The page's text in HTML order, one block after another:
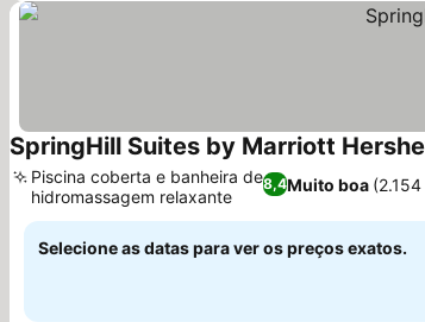
SpringHill Suites by Marriott
8,4Muito boa
Piscina coberta e banheira de
hidromassagem relaxante
Selecione as datas para ver os preços exatos.